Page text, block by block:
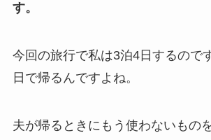
す。
今回の旅行で私は3泊4日するので
日で帰るんですよね。
夫が帰るときにもう使わないもの